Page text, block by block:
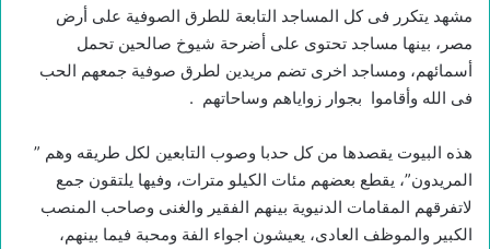
مشهد يتكرر فى كل المساجد التابعة للطرق الصوفية على أرض
مصر، بينها مساجد تحتوى على أضرحة شيوخ صالحين تحمل
أسمائهم، ومساجد اخرى تضم مريدين لطرق صوفية جمعهم الحب
فى الله وأقاموا بجوار زواياهم وساحاتهم .
هذه البيوت يقصدها من كل حدبا وصوب التابعين لكل طريقه وهم ”
المريدون”، يقطع بعضهم مئات الكيلو مترات، وفيها يلتقون جمع
لاتفرقهم المقامات الدنيوية بينهم الفقير والغنى وصاحب المنصب
الكبير والموظف العادى، يعيشون اجواء الفة ومحبة فيما بينهم،